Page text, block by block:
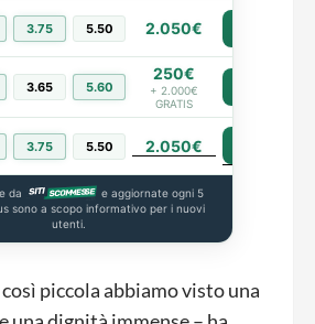
3.75 5.50 2.050€
3.65 5.60
250€
+ 2.000€
GRATIS
3.75 5.50 2.050€
da
e aggiornate ogni 5
sono a scopo informativo per i nuovi
utenti.
piccola abbiamo visto una